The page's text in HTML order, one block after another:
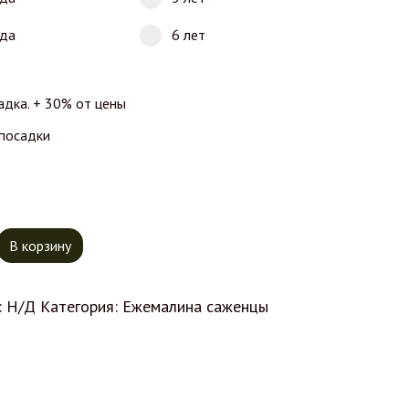
6 лет
+ 30% от цены
товара Ежемалина Техас
В корзину
Н/Д Категория: Ежемалина саженцы